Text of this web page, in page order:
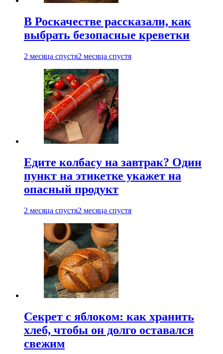
В Роскачестве рассказали, как
выбрать безопасные креветки
2 месяца спустя2 месяца спустя
Едите колбасу на завтрак? Один
пункт на этикетке укажет на
опасный продукт
2 месяца спустя2 месяца спустя
Секрет с яблоком: как хранить
хлеб, чтобы он долго оставался
свежим